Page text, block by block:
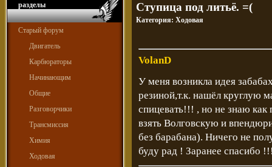
разделы
Старый форум
Двигатель
Карбюраторы
Начинающим
Общие
Разговорчики
Трансмиссия
Химия
Ходовая
Ступица под литьё. =(
Категория: Ходовая
VolanD
У меня возникла идея
резиной,т.к. нашёл круглую
спицевать!!! , но не знаю как
взять Волговскую и
без барабана). Ничего не
буду рад ! Заранее спасибо